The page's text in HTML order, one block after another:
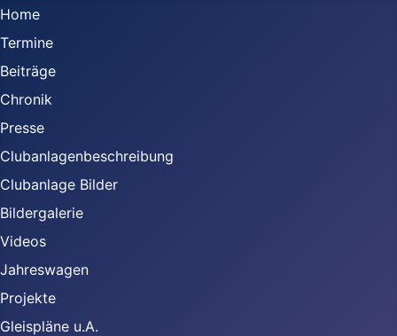
Home
Termine
Beiträge
Chronik
Presse
Clubanlagenbeschreibung
Clubanlage Bilder
Bildergalerie
Videos
Jahreswagen
Projekte
Gleispläne u.A.